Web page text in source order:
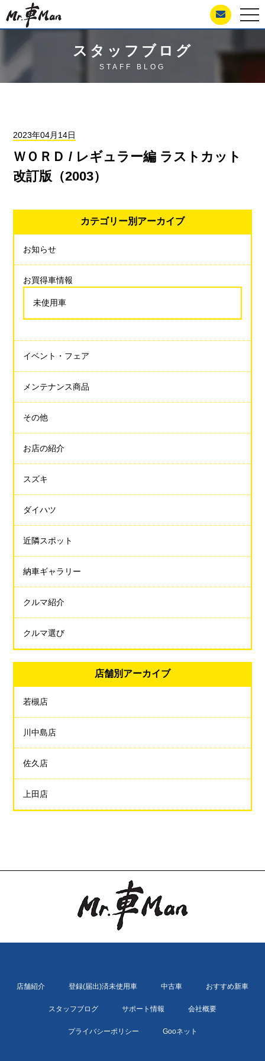
スタッフブログ
STAFF BLOG
2023年04月14日
ＷＯＲＤ / レギュラー編 ラストカット
改訂版（2003）
カテゴリー別アーカイブ
お知らせ
お買得車情報
未使用車
イベント・フェア
メンテナンス商品
その他
お店の紹介
スズキ
ダイハツ
近隣スポット
納車ギャラリー
クルマ紹介
クルマ選び
店舗別アーカイブ
若槻店
川中島店
佐久店
上田店
店舗紹介 登録(届出)済未使用車 中古車 おすすめ新車
スタッフブログ サポート情報 会社概要
プライバシーポリシー Gooネット